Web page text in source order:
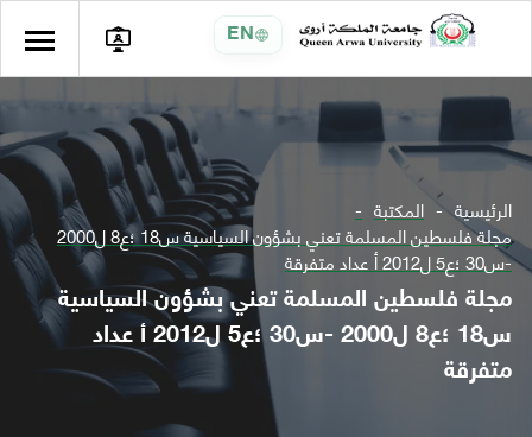
EN
الرئيسية المكتبة
مجلة فلسطين المسلمة تعني بشؤون السياسية س18 ؛ع8 ل2000
-س30 ؛ع5 ل2012 أ عداد متفرقة
مجلة فلسطين المسلمة تعني بشؤون السياسية
س18 ؛ع8 ل2000 -س30 ؛ع5 ل2012 أ عداد
متفرقة